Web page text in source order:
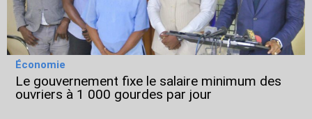
Économie
Le gouvernement fixe le salaire minimum des
ouvriers à 1 000 gourdes par jour